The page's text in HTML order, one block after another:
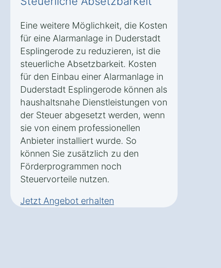
Eine weitere Möglichkeit, die Kosten
für eine Alarmanlage in Duderstadt
Esplingerode zu reduzieren, ist die
steuerliche Absetzbarkeit. Kosten
für den Einbau einer Alarmanlage in
Duderstadt Esplingerode können als
haushaltsnahe Dienstleistungen von
der Steuer abgesetzt werden, wenn
sie von einem professionellen
Anbieter installiert wurde. So
können Sie zusätzlich zu den
Förderprogrammen noch
Steuervorteile nutzen.
Jetzt Angebot erhalten